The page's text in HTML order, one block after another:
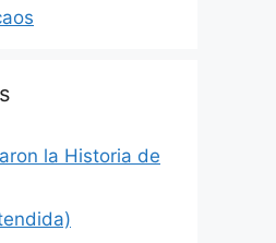
la Historia de